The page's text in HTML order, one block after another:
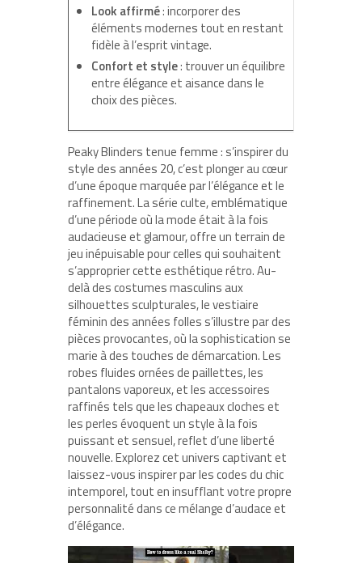
Look affirmé: incorporer des
éléments modernes tout en restant
fidèle à l’esprit vintage.
Confort et style: trouver un équilibre
entre élégance et aisance dans le
choix des pièces.
Peaky Blinders tenue femme : s’inspirer du
style des années 20, c’est plonger au cœur
d’une époque marquée par l’élégance et le
raffinement. La série culte, emblématique
d’une période où la mode était à la fois
audacieuse et glamour, offre un terrain de
jeu inépuisable pour celles qui souhaitent
s’approprier cette esthétique rétro. Au-
delà des costumes masculins aux
silhouettes sculpturales, le vestiaire
féminin des années folles s’illustre par des
pièces provocantes, où la sophistication se
marie à des touches de démarcation. Les
robes fluides ornées de paillettes, les
pantalons vaporeux, et les accessoires
raffinés tels que les chapeaux cloches et
les perles évoquent un style à la fois
puissant et sensuel, reflet d’une liberté
nouvelle. Explorez cet univers captivant et
laissez-vous inspirer par les codes du chic
intemporel, tout en insufflant votre propre
personnalité dans ce mélange d’audace et
d’élégance.